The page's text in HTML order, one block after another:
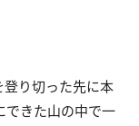
り切った先に本
できた山の中で一